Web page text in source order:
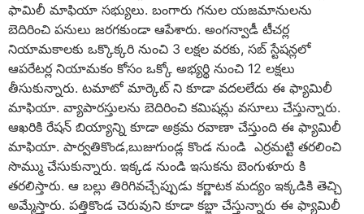
ఫామిలీ మాఫియా సభ్యులు. బంగారు గనుల యజమానులను
బెదిరించి పనులు జరగకుండా ఆపేశారు. అంగన్వాడీ టీచర్ల
నియామకాలకు ఒక్కొక్కరి నుంచి 3 లక్షల వరకు, సబ్ స్టేషన్లలో
ఆపరేటర్ల నియామకం కోసం ఒక్కో అభ్యర్థి నుంచి 12 లక్షలు
తీసుకున్నారు. టమాటో మార్కెట్ ని కూడా వదలలేదు ఈ ఫ్యామిలీ
మాఫియా. వ్యాపారస్తులను బెదిరించి కమిషన్లు వసూలు చేస్తున్నారు.
ఆఖరికి రేషన్ బియ్యాన్ని కూడా అక్రమ రవాణా చేస్తుంది ఈ ఫ్యామిలీ
మాఫియా. పార్వతికొండ,బుజుగుండ్ల కొండ నుండి ఎర్రమట్టి తరలించి
సొమ్ము చేసుకున్నారు. ఇక్కడ నుండి ఇసుకను బెంగుళూరు కి
తరలిస్తారు. ఆ బల్లు తిరిగివచ్చేప్పుడు కర్ణాటక మద్యం ఇక్కడికి తెచ్చి
అమ్మేస్తారు. పత్తికొండ చెరువుని కూడా కబ్జా చేస్తున్నారు ఈ ఫ్యామిలీ